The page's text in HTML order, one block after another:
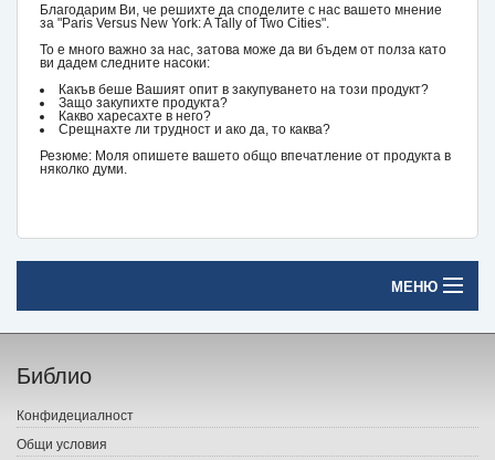
Благодарим Ви, че решихте да споделите с нас вашето мнение
за "Paris Versus New York: A Tally of Two Cities".
То е много важно за нас, затова може да ви бъдем от полза като
ви дадем следните насоки:
Какъв беше Вашият опит в закупуването на този продукт?
Защо закупихте продукта?
Какво харесахте в него?
Срещнахте ли трудност и ако да, то каква?
Резюме: Моля опишете вашето общо впечатление от продукта в
няколко думи.
МЕНЮ
Начало
Печатни книги
Електронни книги
Библио
Конфидециалност
Общи условия